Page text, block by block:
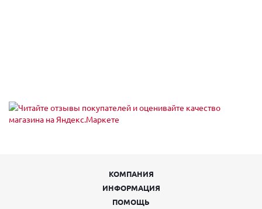
Пн,Вт,Ср,Чт,Пт,Сб,Вс (09:00 - 21:00)
Екатеринбург, проспект Академика Сахарова, 29
пн-пт 09:00-18:00; сб, вс выходной
Екатеринбург, Таганская ул., 60
пн-пт 08:00-19:00; сб 10:00-16:00; вс выходной
КОМПАНИЯ
ИНФОРМАЦИЯ
ПОМОЩЬ